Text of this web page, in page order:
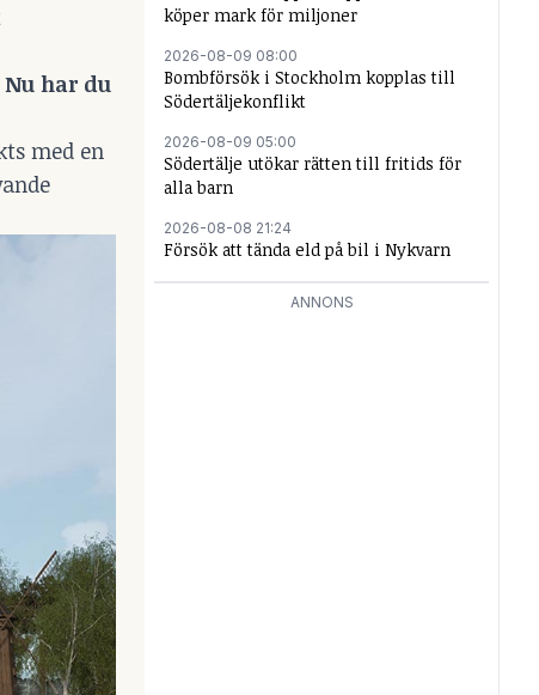
har du
med en
köper mark för miljoner
2026-08-09 08:00
Bombförsök i Stockholm kopplas till
Södertäljekonflikt
2026-08-09 05:00
Södertälje utökar rätten till fritids för
alla barn
2026-08-08 21:24
Försök att tända eld på bil i Nykvarn
ANNONS